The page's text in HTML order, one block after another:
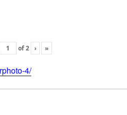
of2 › »
4/